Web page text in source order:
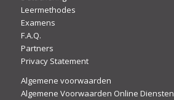
Leermethodes
Examens
F.A.Q.
Partners
Privacy Statement
Algemene voorwaarden
Algemene Voorwaarden Online Diensten